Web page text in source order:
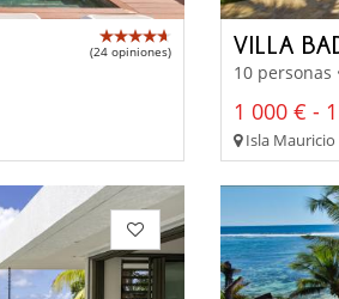
(24 opiniones) VILLA
10 personas
1 000 € -
Isla Mauricio